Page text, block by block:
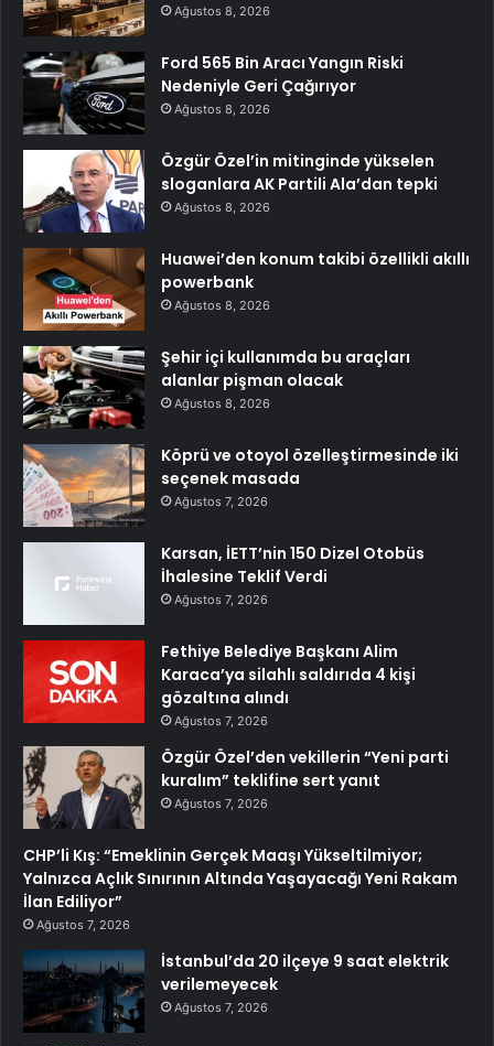
Ağustos 8, 2026
Ford 565 Bin Aracı Yangın Riski
Nedeniyle Geri Çağırıyor
Ağustos 8, 2026
Özgür Özel’in mitinginde yükselen
sloganlara AK Partili Ala’dan tepki
Ağustos 8, 2026
Huawei’den konum takibi özellikli akıllı
powerbank
Ağustos 8, 2026
Şehir içi kullanımda bu araçları
alanlar pişman olacak
Ağustos 8, 2026
Köprü ve otoyol özelleştirmesinde iki
seçenek masada
Ağustos 7, 2026
Karsan, İETT’nin 150 Dizel Otobüs
İhalesine Teklif Verdi
Ağustos 7, 2026
Fethiye Belediye Başkanı Alim
Karaca’ya silahlı saldırıda 4 kişi
gözaltına alındı
Ağustos 7, 2026
Özgür Özel’den vekillerin “Yeni parti
kuralım” teklifine sert yanıt
Ağustos 7, 2026
CHP’li Kış: “Emeklinin Gerçek Maaşı Yükseltilmiyor;
Yalnızca Açlık Sınırının Altında Yaşayacağı Yeni Rakam
İlan Ediliyor”
Ağustos 7, 2026
İstanbul’da 20 ilçeye 9 saat elektrik
verilemeyecek
Ağustos 7, 2026